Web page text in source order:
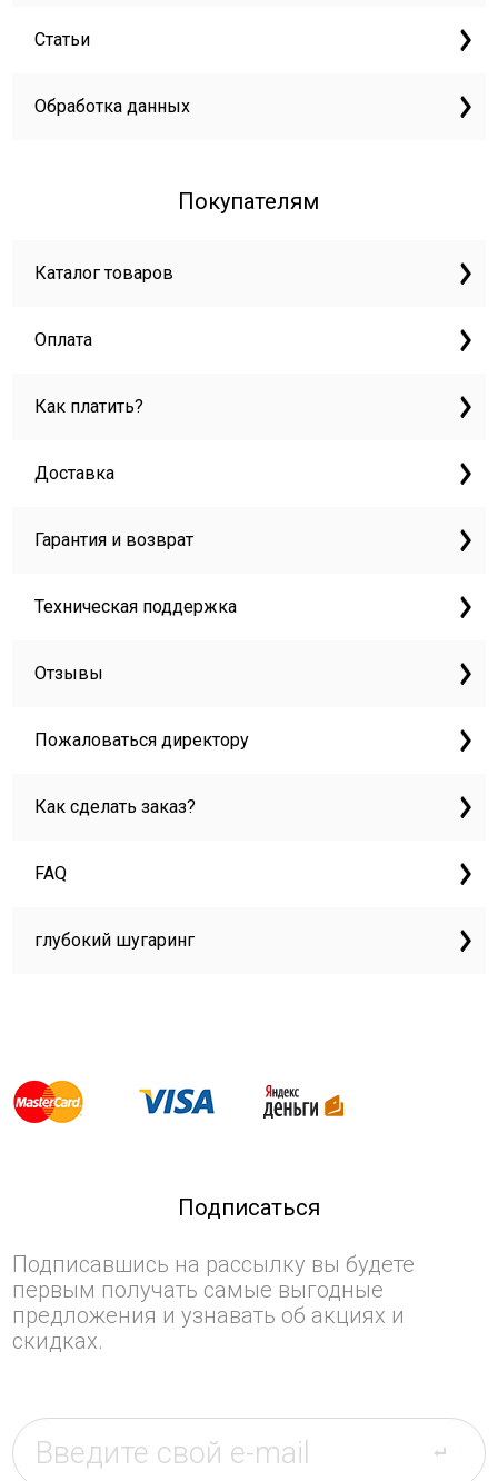
Статьи
Обработка данных
Покупателям
Каталог товаров
Оплата
Как платить?
Доставка
Гарантия и возврат
Техническая поддержка
Отзывы
Пожаловаться директору
Как сделать заказ?
FAQ
глубокий шугаринг
Подписаться
Подписавшись на рассылку вы будете
первым получать самые выгодные
предложения и узнавать об акциях и
скидках.